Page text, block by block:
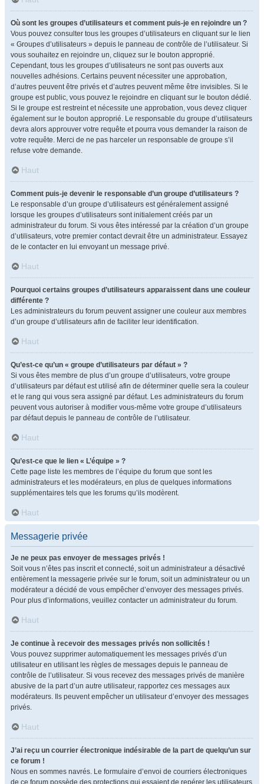
Où sont les groupes d’utilisateurs et comment puis-je en rejoindre un ?
Vous pouvez consulter tous les groupes d’utilisateurs en cliquant sur le lien
« Groupes d’utilisateurs » depuis le panneau de contrôle de l’utilisateur. Si
vous souhaitez en rejoindre un, cliquez sur le bouton approprié.
Cependant, tous les groupes d’utilisateurs ne sont pas ouverts aux
nouvelles adhésions. Certains peuvent nécessiter une approbation,
d’autres peuvent être privés et d’autres peuvent même être invisibles. Si le
groupe est public, vous pouvez le rejoindre en cliquant sur le bouton dédié.
Si le groupe est restreint et nécessite une approbation, vous devez cliquer
également sur le bouton approprié. Le responsable du groupe d’utilisateurs
devra alors approuver votre requête et pourra vous demander la raison de
votre requête. Merci de ne pas harceler un responsable de groupe s’il
refuse votre demande.
Haut
Comment puis-je devenir le responsable d’un groupe d’utilisateurs ?
Le responsable d’un groupe d’utilisateurs est généralement assigné
lorsque les groupes d’utilisateurs sont initialement créés par un
administrateur du forum. Si vous êtes intéressé par la création d’un groupe
d’utilisateurs, votre premier contact devrait être un administrateur. Essayez
de le contacter en lui envoyant un message privé.
Haut
Pourquoi certains groupes d’utilisateurs apparaissent dans une couleur
différente ?
Les administrateurs du forum peuvent assigner une couleur aux membres
d’un groupe d’utilisateurs afin de faciliter leur identification.
Haut
Qu’est-ce qu’un « groupe d’utilisateurs par défaut » ?
Si vous êtes membre de plus d’un groupe d’utilisateurs, votre groupe
d’utilisateurs par défaut est utilisé afin de déterminer quelle sera la couleur
et le rang qui vous sera assigné par défaut. Les administrateurs du forum
peuvent vous autoriser à modifier vous-même votre groupe d’utilisateurs
par défaut depuis le panneau de contrôle de l’utilisateur.
Haut
Qu’est-ce que le lien « L’équipe » ?
Cette page liste les membres de l’équipe du forum que sont les
administrateurs et les modérateurs, en plus de quelques informations
supplémentaires tels que les forums qu’ils modèrent.
Haut
Messagerie privée
Je ne peux pas envoyer de messages privés !
Soit vous n’êtes pas inscrit et connecté, soit un administrateur a désactivé
entièrement la messagerie privée sur le forum, soit un administrateur ou un
modérateur a décidé de vous empêcher d’envoyer des messages privés.
Pour plus d’informations, veuillez contacter un administrateur du forum.
Haut
Je continue à recevoir des messages privés non sollicités !
Vous pouvez supprimer automatiquement les messages privés d’un
utilisateur en utilisant les règles de messages depuis le panneau de
contrôle de l’utilisateur. Si vous recevez des messages privés de manière
abusive de la part d’un autre utilisateur, rapportez ces messages aux
modérateurs. Ils peuvent empêcher un utilisateur d’envoyer des messages
privés.
Haut
J’ai reçu un courrier électronique indésirable de la part de quelqu’un sur
ce forum !
Nous en sommes navrés. Le formulaire d’envoi de courriers électroniques
de ce forum possède des protections qui essaient de repérer les utilisateurs